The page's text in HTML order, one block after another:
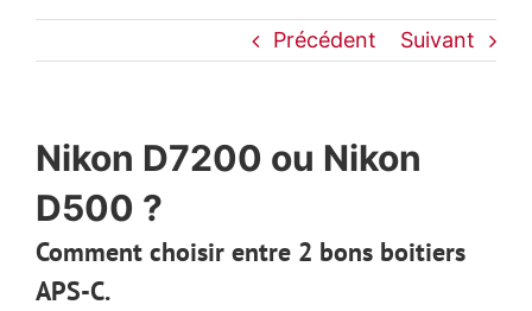
Précédent Suivant
Nikon D7200 ou Nikon
D500 ?
Comment choisir entre 2 bons boitiers
APS-C.